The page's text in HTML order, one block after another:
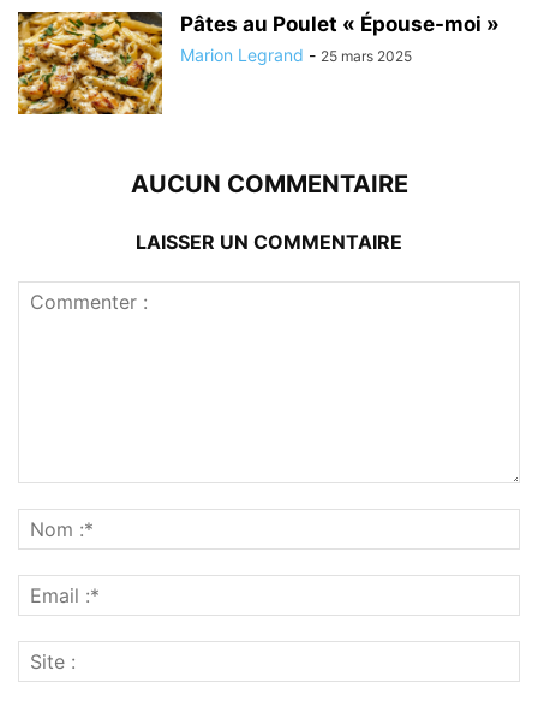
Pâtes au Poulet « Épouse-moi »
Marion Legrand - 25 mars 2025
AUCUN COMMENTAIRE
LAISSER UN COMMENTAIRE